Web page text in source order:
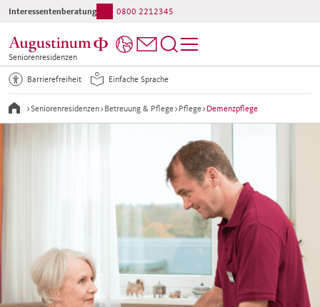
Seniorenresidenzen
Interessentenberatung: 0800 2212345
>Seniorenresidenzen> Betreuung & Pflege> Pflege> Demenzpflege
Barrierefreiheit Einfache Sprache